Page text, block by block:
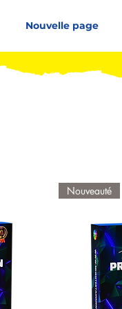
Nouvelle page
Nouveauté